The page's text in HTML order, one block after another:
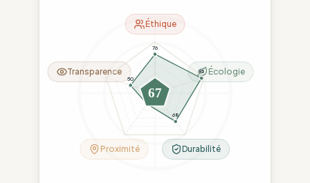
76
95
68
26
50
67
Éthique
Écologie
Durabilité
Proximité
Transparence